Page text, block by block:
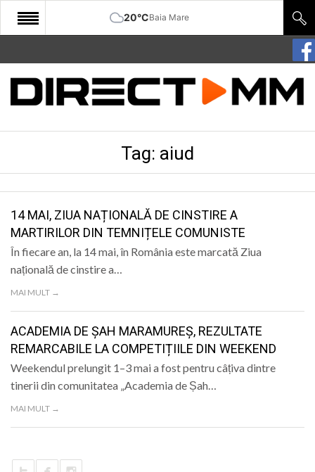
20°CBaia Mare
START
COMUNITATE
SANATATE
SPORT
SPECIAL
POLITIC
LIFE
Tag: aiud
14 MAI, ZIUA NAȚIONALĂ DE CINSTIRE A
MARTIRILOR DIN TEMNIȚELE COMUNISTE
În fiecare an, la 14 mai, în România este marcată Ziua
națională de cinstire a…
MAI MULT →
ACADEMIA DE ȘAH MARAMUREȘ, REZULTATE
REMARCABILE LA COMPETIȚIILE DIN WEEKEND
Weekendul prelungit 1–3 mai a fost pentru câțiva dintre
tinerii din comunitatea „Academia de Șah…
MAI MULT →